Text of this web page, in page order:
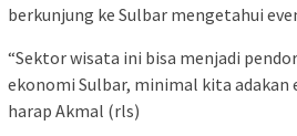
berkunjung ke Sulbar mengetahui
“Sektor wisata ini bisa menjadi
ekonomi Sulbar, minimal kita adakan
harap Akmal (rls)